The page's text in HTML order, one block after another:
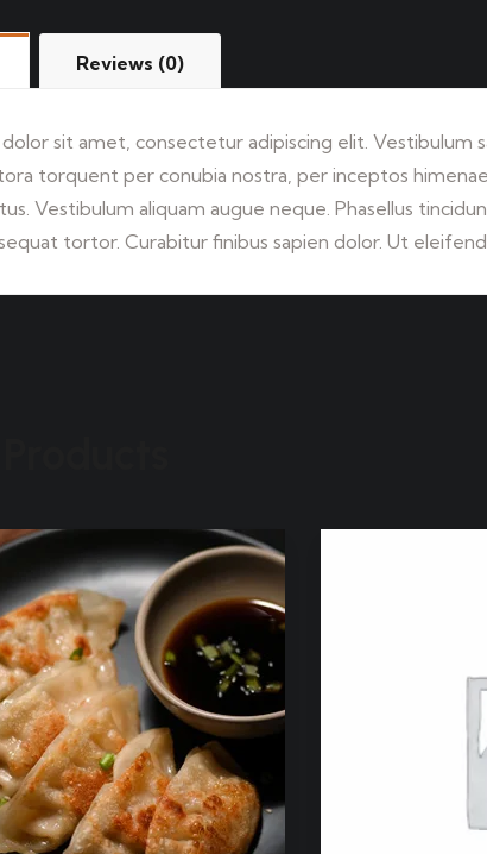
Reviews (0)
sit amet, consectetur adipiscing elit.
torquent per conubia nostra, per inceptos
Vestibulum aliquam augue neque. Phasellus
tortor. Curabitur finibus sapien dolor. Ut